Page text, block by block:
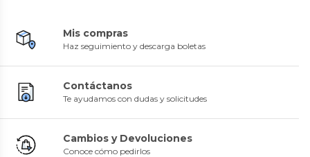
Mis compras
Haz seguimiento y descarga boletas
Contáctanos
Te ayudamos con dudas y solicitudes
Cambios y Devoluciones
Conoce cómo pedirlos